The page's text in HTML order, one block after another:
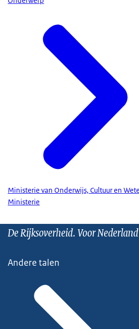
Ministerie van Onderwijs, Cultuur en
Ministerie
De Rijksoverheid. Voor Nederland
Andere talen